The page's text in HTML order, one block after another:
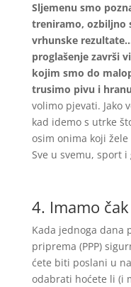
Sljemenu smo
treniramo, ozbiljno
vrhunske
proglašenje završi
kojim smo do
trusimo pivu i
volimo pjevati. Jako
kad idemo s utrke
osim onima koji
Sve u svemu, sport i
4. Imamo
Kada jednoga dana
priprema (PPP)
ćete biti poslani u
odabrati hoćete li (i